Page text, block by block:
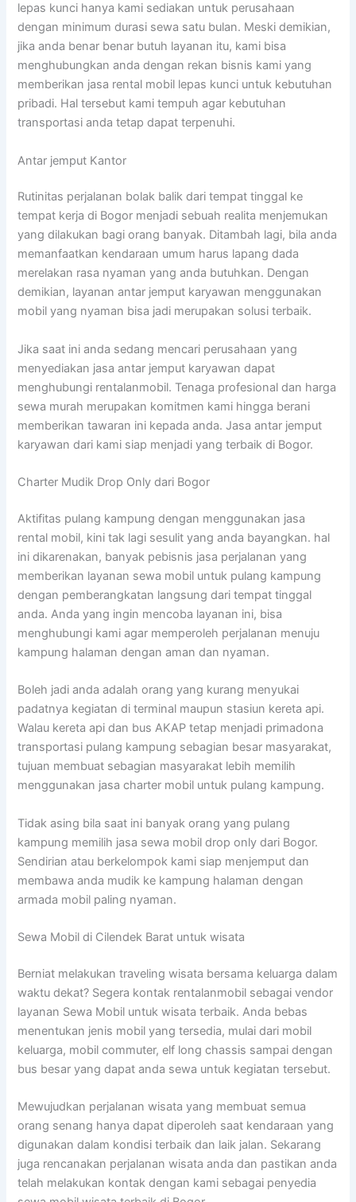
lepas kunci hanya kami sediakan untuk perusahaan
dengan minimum durasi sewa satu bulan. Meski demikian,
jika anda benar benar butuh layanan itu, kami bisa
menghubungkan anda dengan rekan bisnis kami yang
memberikan jasa rental mobil lepas kunci untuk kebutuhan
pribadi. Hal tersebut kami tempuh agar kebutuhan
transportasi anda tetap dapat terpenuhi.
Antar jemput Kantor
Rutinitas perjalanan bolak balik dari tempat tinggal ke
tempat kerja di Bogor menjadi sebuah realita menjemukan
yang dilakukan bagi orang banyak. Ditambah lagi, bila anda
memanfaatkan kendaraan umum harus lapang dada
merelakan rasa nyaman yang anda butuhkan. Dengan
demikian, layanan antar jemput karyawan menggunakan
mobil yang nyaman bisa jadi merupakan solusi terbaik.
Jika saat ini anda sedang mencari perusahaan yang
menyediakan jasa antar jemput karyawan dapat
menghubungi rentalanmobil. Tenaga profesional dan harga
sewa murah merupakan komitmen kami hingga berani
memberikan tawaran ini kepada anda. Jasa antar jemput
karyawan dari kami siap menjadi yang terbaik di Bogor.
Charter Mudik Drop Only dari Bogor
Aktifitas pulang kampung dengan menggunakan jasa
rental mobil, kini tak lagi sesulit yang anda bayangkan. hal
ini dikarenakan, banyak pebisnis jasa perjalanan yang
memberikan layanan sewa mobil untuk pulang kampung
dengan pemberangkatan langsung dari tempat tinggal
anda. Anda yang ingin mencoba layanan ini, bisa
menghubungi kami agar memperoleh perjalanan menuju
kampung halaman dengan aman dan nyaman.
Boleh jadi anda adalah orang yang kurang menyukai
padatnya kegiatan di terminal maupun stasiun kereta api.
Walau kereta api dan bus AKAP tetap menjadi primadona
transportasi pulang kampung sebagian besar masyarakat,
tujuan membuat sebagian masyarakat lebih memilih
menggunakan jasa charter mobil untuk pulang kampung.
Tidak asing bila saat ini banyak orang yang pulang
kampung memilih jasa sewa mobil drop only dari Bogor.
Sendirian atau berkelompok kami siap menjemput dan
membawa anda mudik ke kampung halaman dengan
armada mobil paling nyaman.
Sewa Mobil di Cilendek Barat untuk wisata
Berniat melakukan traveling wisata bersama keluarga dalam
waktu dekat? Segera kontak rentalanmobil sebagai vendor
layanan Sewa Mobil untuk wisata terbaik. Anda bebas
menentukan jenis mobil yang tersedia, mulai dari mobil
keluarga, mobil commuter, elf long chassis sampai dengan
bus besar yang dapat anda sewa untuk kegiatan tersebut.
Mewujudkan perjalanan wisata yang membuat semua
orang senang hanya dapat diperoleh saat kendaraan yang
digunakan dalam kondisi terbaik dan laik jalan. Sekarang
juga rencanakan perjalanan wisata anda dan pastikan anda
telah melakukan kontak dengan kami sebagai penyedia